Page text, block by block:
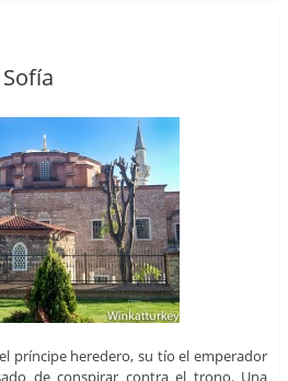
príncipe heredero, su tío el emperador
de conspirar contra el trono. Una